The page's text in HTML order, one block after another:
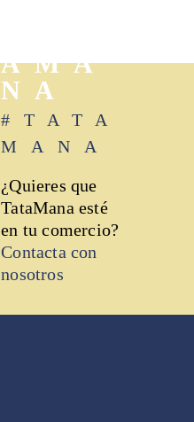
AMA
NA
#TATA
MANA
¿Quieres que
TataMana esté
en tu comercio?
Contacta con
nosotros